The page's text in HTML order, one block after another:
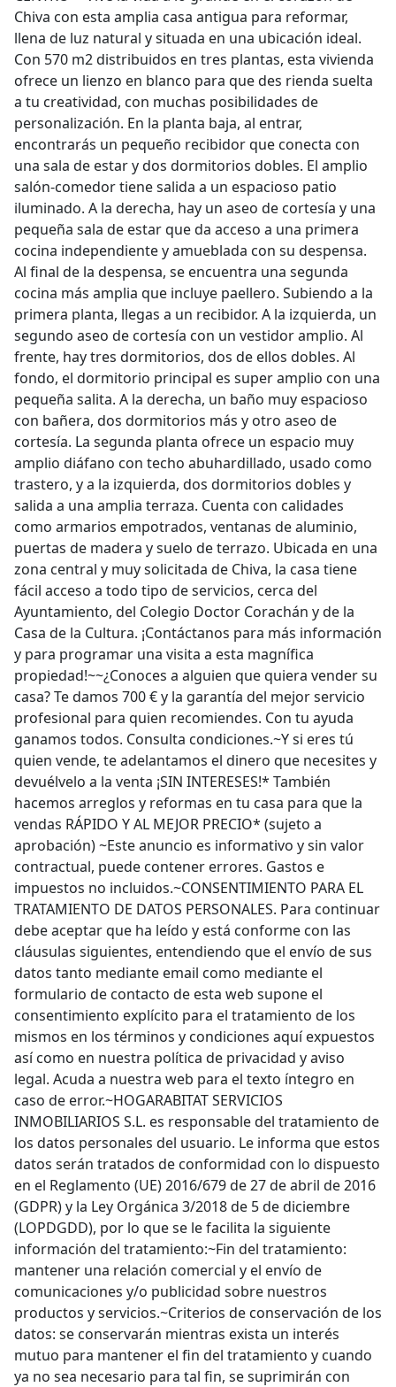
Chiva con esta amplia casa antigua para reformar,
llena de luz natural y situada en una ubicación ideal.
Con 570 m2 distribuidos en tres plantas, esta vivienda
ofrece un lienzo en blanco para que des rienda suelta
a tu creatividad, con muchas posibilidades de
personalización. En la planta baja, al entrar,
encontrarás un pequeño recibidor que conecta con
una sala de estar y dos dormitorios dobles. El amplio
salón-comedor tiene salida a un espacioso patio
iluminado. A la derecha, hay un aseo de cortesía y una
pequeña sala de estar que da acceso a una primera
cocina independiente y amueblada con su despensa.
Al final de la despensa, se encuentra una segunda
cocina más amplia que incluye paellero. Subiendo a la
primera planta, llegas a un recibidor. A la izquierda, un
segundo aseo de cortesía con un vestidor amplio. Al
frente, hay tres dormitorios, dos de ellos dobles. Al
fondo, el dormitorio principal es super amplio con una
pequeña salita. A la derecha, un baño muy espacioso
con bañera, dos dormitorios más y otro aseo de
cortesía. La segunda planta ofrece un espacio muy
amplio diáfano con techo abuhardillado, usado como
trastero, y a la izquierda, dos dormitorios dobles y
salida a una amplia terraza. Cuenta con calidades
como armarios empotrados, ventanas de aluminio,
puertas de madera y suelo de terrazo. Ubicada en una
zona central y muy solicitada de Chiva, la casa tiene
fácil acceso a todo tipo de servicios, cerca del
Ayuntamiento, del Colegio Doctor Corachán y de la
Casa de la Cultura. ¡Contáctanos para más información
y para programar una visita a esta magnífica
propiedad!~~¿Conoces a alguien que quiera vender su
casa? Te damos 700 € y la garantía del mejor servicio
profesional para quien recomiendes. Con tu ayuda
ganamos todos. Consulta condiciones.~Y si eres tú
quien vende, te adelantamos el dinero que necesites y
devuélvelo a la venta ¡SIN INTERESES!* También
hacemos arreglos y reformas en tu casa para que la
vendas RÁPIDO Y AL MEJOR PRECIO* (sujeto a
aprobación) ~Este anuncio es informativo y sin valor
contractual, puede contener errores. Gastos e
impuestos no incluidos.~CONSENTIMIENTO PARA EL
TRATAMIENTO DE DATOS PERSONALES. Para continuar
debe aceptar que ha leído y está conforme con las
cláusulas siguientes, entendiendo que el envío de sus
datos tanto mediante email como mediante el
formulario de contacto de esta web supone el
consentimiento explícito para el tratamiento de los
mismos en los términos y condiciones aquí expuestos
así como en nuestra política de privacidad y aviso
legal. Acuda a nuestra web para el texto íntegro en
caso de error.~HOGARABITAT SERVICIOS
INMOBILIARIOS S.L. es responsable del tratamiento de
los datos personales del usuario. Le informa que estos
datos serán tratados de conformidad con lo dispuesto
en el Reglamento (UE) 2016/679 de 27 de abril de 2016
(GDPR) y la Ley Orgánica 3/2018 de 5 de diciembre
(LOPDGDD), por lo que se le facilita la siguiente
información del tratamiento:~Fin del tratamiento:
mantener una relación comercial y el envío de
comunicaciones y/o publicidad sobre nuestros
productos y servicios.~Criterios de conservación de los
datos: se conservarán mientras exista un interés
mutuo para mantener el fin del tratamiento y cuando
ya no sea necesario para tal fin, se suprimirán con